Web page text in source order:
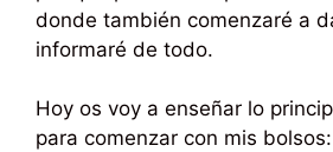
donde también comenzaré a
informaré de todo.
Hoy os voy a enseñar lo
para comenzar con mis